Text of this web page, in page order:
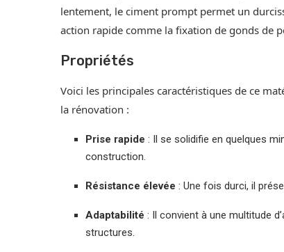
lentement, le ciment prompt permet un
action rapide comme la fixation de gonds de
Propriétés
Voici les principales caractéristiques de ce
la rénovation :
Prise rapide : Il se solidifie en quelques
construction.
Résistance élevée : Une fois durci, il
Adaptabilité : Il convient à une multitude
structures.